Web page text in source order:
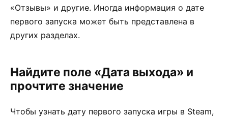
«Отзывы» и другие. Иногда информация о дате
первого запуска может быть представлена в
других разделах.
Найдите поле «Дата выхода» и
прочтите значение
Чтобы узнать дату первого запуска игры в Steam,